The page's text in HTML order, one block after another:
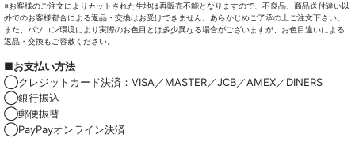
※お客様のご注文によりカットされた生地は再販売不能となりますので、不良品、商品送付違い以
外でのお客様都合による返品・交換はお受けできません。あらかじめご了承の上ご注文下さい。
また、パソコン環境により実際のお色目とは多少異なる場合がございますが、お色目違いによる
返品・交換もご容赦ください。
■お支払い方法
◯クレジットカード決済：VISA／MASTER／JCB／AMEX／DINERS
◯銀行振込
◯郵便振替
◯PayPayオンライン決済